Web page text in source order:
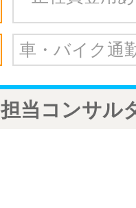
車・バイク通
担当コンサル